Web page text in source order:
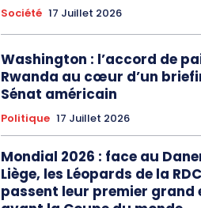
Société 17 Juillet 2026
Washington : l’accord de
Rwanda au cœur d’un
Sénat américain
Politique 17 Juillet 2026
Mondial 2026 : face au
Liège, les Léopards de la RDC
passent leur premier grand